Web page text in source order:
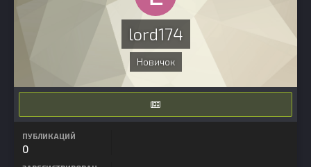
lord174
Новичок
ПУБЛИКАЦИЙ
0